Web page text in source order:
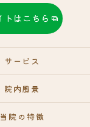
トはこちら
サービス
院内風景
当院の特徴